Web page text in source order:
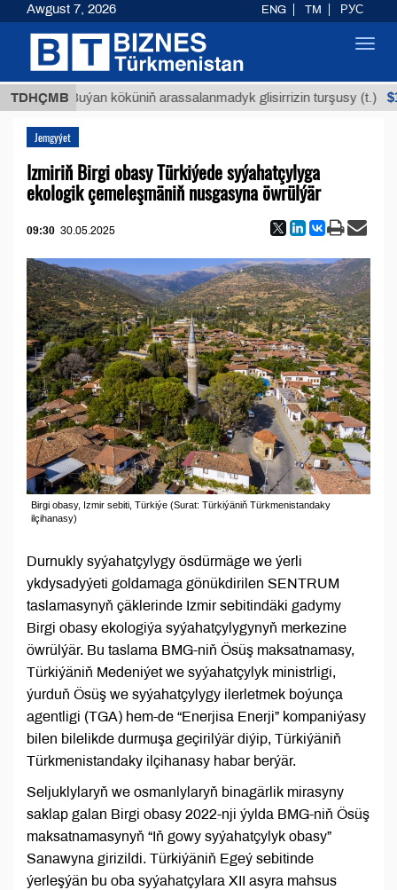
TDHÇMB
Buýan köküniň arassalanmadyk glisirrizin turşusy (t.)
Jemgyýet
Izmiriň Birgi obasy Türkiýede syýahatçylyga
ekologik çemeleşmäniň nusgasyna öwrülýär
09:30 30.05.2025
Birgi obasy, Izmir sebiti, Türkiýe (Surat: Türkiýäniň Türkmenistandaky
ilçihanasy)
Durnukly syýahatçylygy ösdürmäge we ýerli
ykdysadyýeti goldamaga gönükdirilen SENTRUM
taslamasynyň çäklerinde Izmir sebitindäki gadymy
Birgi obasy ekologiýa syýahatçylygynyň merkezine
öwrülýär. Bu taslama BMG-niň Ösüş maksatnamasy,
Türkiýäniň Medeniýet we syýahatçylyk ministrligi,
ýurduň Ösüş we syýahatçylygy ilerletmek boýunça
agentligi (TGA) hem-de “Enerjisa Enerji” kompaniýasy
bilen bilelikde durmuşa geçirilýär diýip, Türkiýäniň
Türkmenistandaky ilçihanasy habar berýär.
Seljuklylaryň we osmanlylaryň binagärlik mirasyny
saklap galan Birgi obasy 2022-nji ýylda BMG-niň Ösüş
maksatnamasynyň “Iň gowy syýahatçylyk obasy”
Sanawyna girizildi. Türkiýäniň Egeý sebitinde
ýerleşýän bu oba syýahatçylara XII asyra mahsus
Awgust 7, 2026 ENG TM РУС